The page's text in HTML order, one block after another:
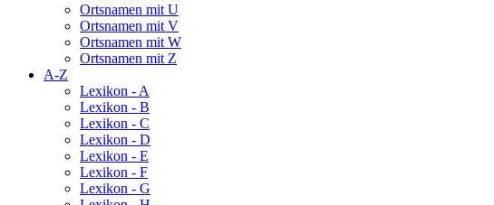
Ortsnamen mit U
Ortsnamen mit V
Ortsnamen mit W
Ortsnamen mit Z
A-Z
Lexikon - A
Lexikon - B
Lexikon - C
Lexikon - D
Lexikon - E
Lexikon - F
Lexikon - G